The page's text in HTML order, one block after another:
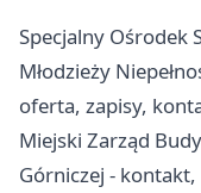
Specjalny Ośrodek
Młodzieży
oferta, zapisy,
Miejski Zarząd
Górniczej -